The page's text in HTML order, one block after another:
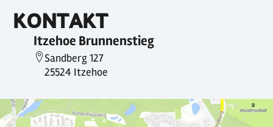
KONTAKT
Itzehoe Brunnenstieg
Sandberg 127
25524 Itzehoe